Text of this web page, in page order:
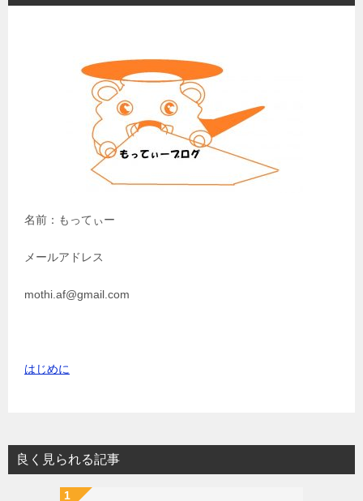
ゲ
名前：もってぃー
メールアドレス
mothi.af@gmail.com
はじめに
良く見られる記事